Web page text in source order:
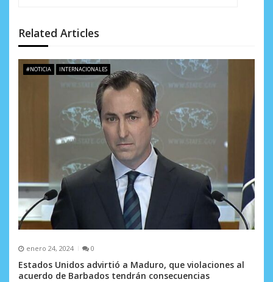
n
d
e
a
d
a
s
Related Articles
#NOTICIA INTERNACIONALES
enero 24, 2024 0
Estados Unidos advirtió a Maduro, que violaciones al
acuerdo de Barbados tendrán consecuencias